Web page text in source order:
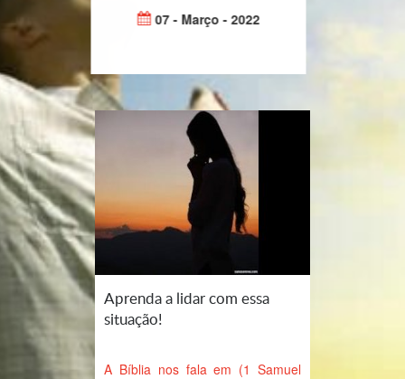
07 - Março - 2022
Aprenda a lidar com essa
situação!
A Bíblia nos fala em (1 Samuel